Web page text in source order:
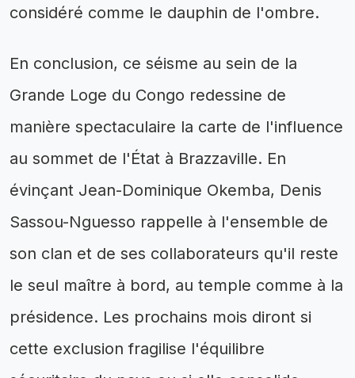
considéré comme le dauphin de l'ombre.
En conclusion, ce séisme au sein de la
Grande Loge du Congo redessine de
manière spectaculaire la carte de l'influence
au sommet de l'État à Brazzaville. En
évinçant Jean-Dominique Okemba, Denis
Sassou-Nguesso rappelle à l'ensemble de
son clan et de ses collaborateurs qu'il reste
le seul maître à bord, au temple comme à la
présidence. Les prochains mois diront si
cette exclusion fragilise l'équilibre